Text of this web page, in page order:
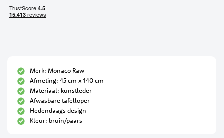
Merk: Monaco Raw
Afmeting: 45 cm x 140 cm
Materiaal: kunstleder
Afwasbare tafelloper
Hedendaags design
Kleur: bruin/paars